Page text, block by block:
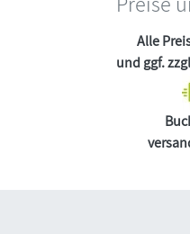
Alle
und ggf.